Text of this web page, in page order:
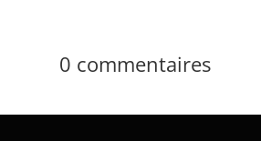
0 commentaires